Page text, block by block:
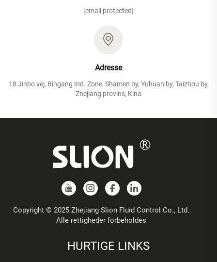
[email protected]
Adresse
18 Jinbo vej, Bingang Ind. Zone, Shamen by, Yuhuan by, Taizhou by,
Zhejiang provins, Kina
Copyright © 2025 Zhejiang Slion Fluid Control Co., Ltd.
Alle rettigheder forbeholdes
HURTIGE LINKS